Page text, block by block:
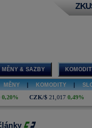
MĚNY & SAZBY
MĚNY KOMODITY
0,20% CZK/$ 21,017 0,49%